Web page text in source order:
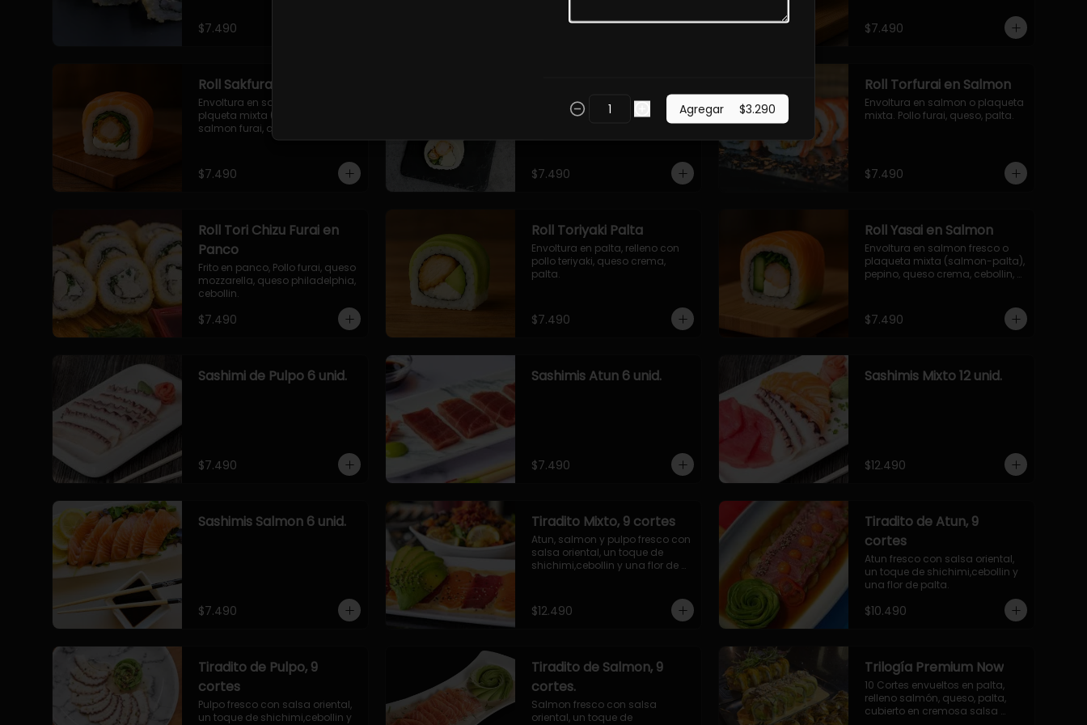
$7.490 $7.490
Roll Sakfurai en Salmon
Envoltura en salmon fresco o
plqueta mixta (salmon-palta),
salmon furai, queso crema,
$7.490
Envoltura en queso
philadelphia. Pollo furai, palta,
$7.490
Roll Torfurai en Salmon
Envoltura en salmon o plaqueta
mixta. Pollo furai, queso, palta.
$7.490
Roll Tori Chizu Furai en
Panco
Frito en panco, Pollo furai, queso
mozzarella, queso philadelphia,
cebollin.
$7.490
Roll Toriyaki Palta
Envoltura en palta, relleno con
pollo teriyaki, queso crema,
palta.
$7.490
Roll Yasai en Salmon
Envoltura en salmon fresco o
plaqueta mixta (salmon-palta),
pepino, queso crema, cebollin,
$7.490
Sashimi de Pulpo 6 unid.
$7.490
Sashimis Atun 6 unid.
$7.490
Sashimis Mixto 12 unid.
$12.490
Sashimis Salmon 6 unid.
$7.490
Tiradito Mixto, 9 cortes
Atun, salmon y pulpo fresco con
salsa oriental, un toque de
shichimi,cebollin y una flor de
$12.490
Tiradito de Atun, 9
cortes
Atun fresco con salsa oriental,
un toque de shichimi,cebollin y
una flor de palta.
$10.490
Tiradito de Pulpo, 9
cortes
Pulpo fresco con salsa oriental,
un toque de shichimi,cebollin y
Tiradito de Salmon, 9
cortes.
Salmon fresco con salsa
oriental, un toque de
Trilogía Premium Now
10 Cortes envueltos en palta,
relleno salmón, queso, palta,
cubierto en cremosa salsa
Agregar $3.290